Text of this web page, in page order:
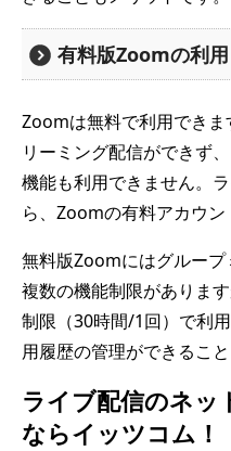
有料版Zoomの利用
Zoomは無料で利用できま
リーミング配信ができず
機能も利用できません。
ら、Zoomの有料アカウン
無料版Zoomにはグルー
複数の機能制限がありま
制限（30時間/1回）で利
用履歴の管理ができること
ライブ配信のネッ
ならイッツコム！